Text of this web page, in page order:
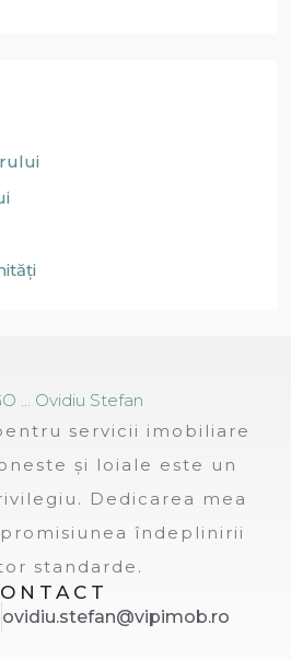
servicii imobiliare
și loiale este un
Dedicarea mea
îndeplinirii
standarde.
ovidiu.stefan@vipimob.ro